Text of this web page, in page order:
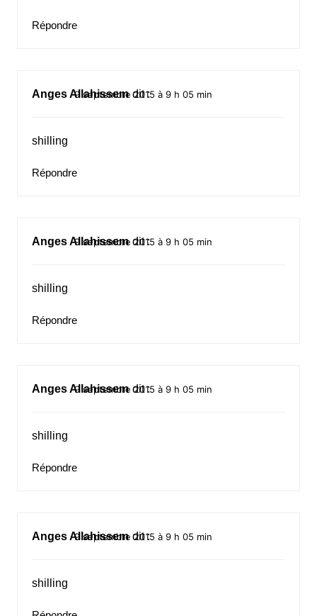
Répondre
Anges Allahissem dit :
9 septembre 2015 à 9 h 05 min
shilling
Répondre
Anges Allahissem dit :
9 septembre 2015 à 9 h 05 min
shilling
Répondre
Anges Allahissem dit :
9 septembre 2015 à 9 h 05 min
shilling
Répondre
Anges Allahissem dit :
9 septembre 2015 à 9 h 05 min
shilling